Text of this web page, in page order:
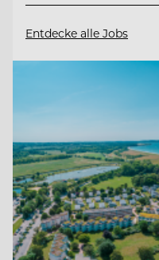
Entdecke alle Jobs